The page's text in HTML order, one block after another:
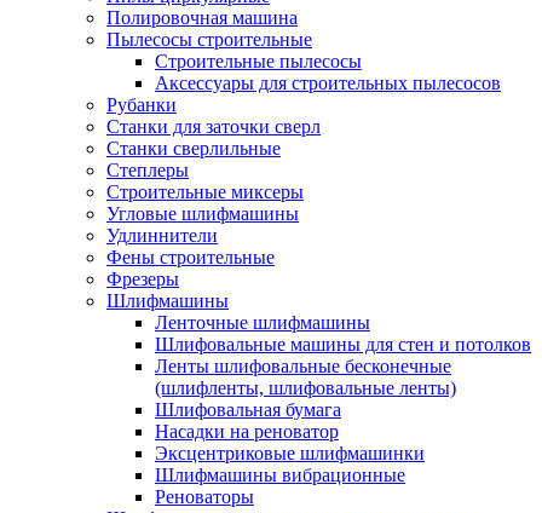
Полировочная машина
Пылесосы строительные
Строительные пылесосы
Аксессуары для строительных пылесосов
Рубанки
Станки для заточки сверл
Станки сверлильные
Степлеры
Строительные миксеры
Угловые шлифмашины
Удлиннители
Фены строительные
Фрезеры
Шлифмашины
Ленточные шлифмашины
Шлифовальные машины для стен и потолков
Ленты шлифовальные бесконечные
(шлифленты, шлифовальные ленты)
Шлифовальная бумага
Насадки на реноватор
Эксцентриковые шлифмашинки
Шлифмашины вибрационные
Реноваторы